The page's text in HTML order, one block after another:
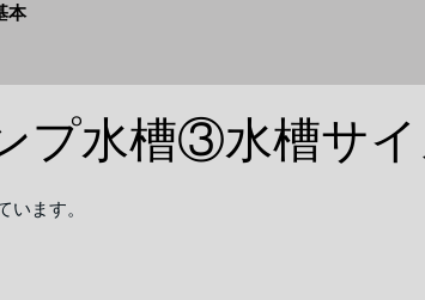
本
プ水槽③水槽サ
ます。